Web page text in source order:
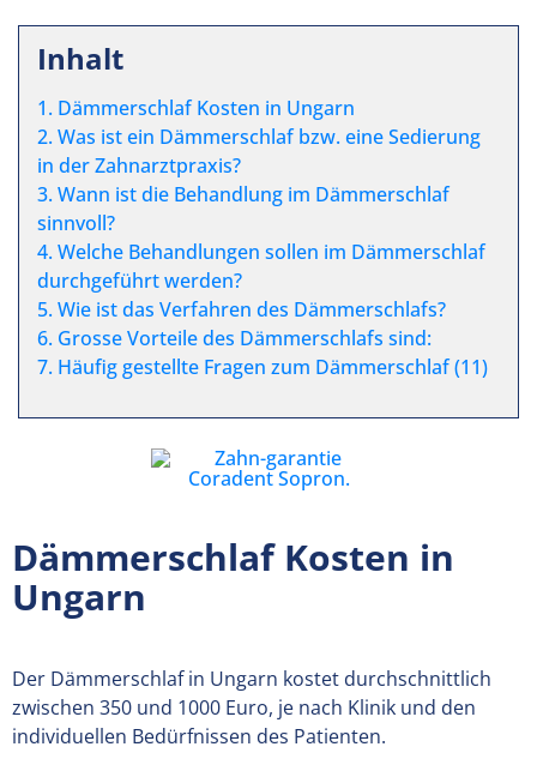
Inhalt
1. Dämmerschlaf Kosten in Ungarn
2. Was ist ein Dämmerschlaf bzw. eine Sedierung
in der Zahnarztpraxis?
3. Wann ist die Behandlung im Dämmerschlaf
sinnvoll?
4. Welche Behandlungen sollen im Dämmerschlaf
durchgeführt werden?
5. Wie ist das Verfahren des Dämmerschlafs?
6. Grosse Vorteile des Dämmerschlafs sind:
7. Häufig gestellte Fragen zum Dämmerschlaf (11)
Dämmerschlaf Kosten in
Ungarn
Der Dämmerschlaf in Ungarn kostet durchschnittlich
zwischen 350 und 1000 Euro, je nach Klinik und den
individuellen Bedürfnissen des Patienten.